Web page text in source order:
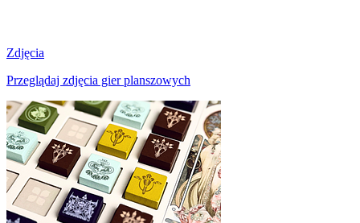
Zdjęcia
Przeglądaj zdjęcia gier planszowych